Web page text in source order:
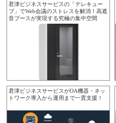
君津ビジネスサービスの「テレキュー
ブ」でWeb会議のストレスを解消！高遮
音ブースが実現する究極の集中空間
君津ビジネスサービスがOA機器・ネッ
トワーク導入から運用まで一貫支援！